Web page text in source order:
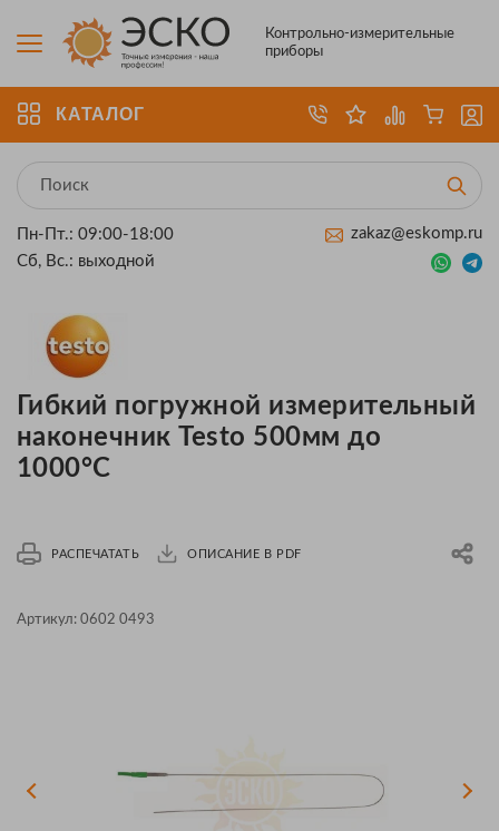
Контрольно-измерительные
приборы
КАТАЛОГ
Пн-Пт.: 09:00-18:00
Сб, Вс.: выходной
zakaz@eskomp.ru
Гибкий погружной измерительный
наконечник Testo 500мм до
1000°С
РАСПЕЧАТАТЬ ОПИСАНИЕ В PDF
Артикул: 0602 0493